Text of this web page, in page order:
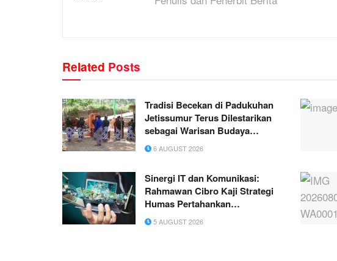
Related Posts
Tradisi Becekan di Padukuhan
Jetissumur Terus Dilestarikan
sebagai Warisan Budaya
Masyarakat
6 AUGUST 2026
Sinergi IT dan Komunikasi:
Rahmawan Cibro Kaji Strategi
Humas Pertahankan
Kepercayaan Publik di Era AI
5 AUGUST 2026